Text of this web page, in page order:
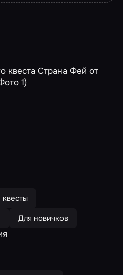
Для новичков